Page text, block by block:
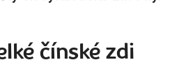
čínské zdi